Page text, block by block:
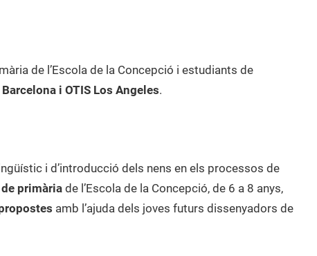
de l’Escola de la Concepció i estudiants de
Barcelona i OTIS Los Angeles.
i d’introducció dels nens en els processos de
primàriade l’Escola de la Concepció, de 6 a 8 anys,
amb l’ajuda dels joves futurs dissenyadors de